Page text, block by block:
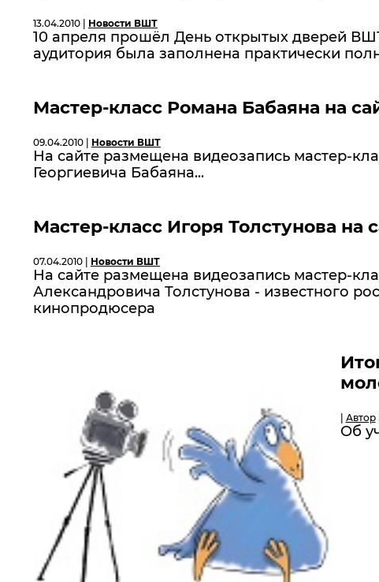
13.04.2010 | Новости ВШТ
10 апреля прошёл День открытых дверей
аудитория была заполнена практически
Мастер-класс Романа Бабаяна на
09.04.2010 | Новости ВШТ
На сайте размещена видеозапись мастер-
Георгиевича Бабаяна...
Мастер-класс Игоря Толстунова на
07.04.2010 | Новости ВШТ
На сайте размещена видеозапись мастер-
Александровича Толстунова - известного
кинопродюсера
Автор|
Об